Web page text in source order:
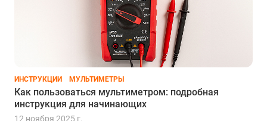
ИНСТРУКЦИИ МУЛЬТИМЕТРЫ
Как пользоваться мультиметром: подробная
инструкция для начинающих
12 ноября 2025 г.